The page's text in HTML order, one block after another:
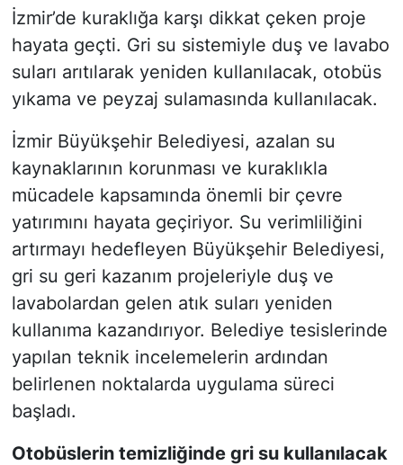
İzmir’de kuraklığa karşı dikkat çeken proje
hayata geçti. Gri su sistemiyle duş ve lavabo
suları arıtılarak yeniden kullanılacak, otobüs
yıkama ve peyzaj sulamasında kullanılacak.
İzmir Büyükşehir Belediyesi, azalan su
kaynaklarının korunması ve kuraklıkla
mücadele kapsamında önemli bir çevre
yatırımını hayata geçiriyor. Su verimliliğini
artırmayı hedefleyen Büyükşehir Belediyesi,
gri su geri kazanım projeleriyle duş ve
lavabolardan gelen atık suları yeniden
kullanıma kazandırıyor. Belediye tesislerinde
yapılan teknik incelemelerin ardından
belirlenen noktalarda uygulama süreci
başladı.
Otobüslerin temizliğinde gri su kullanılacak